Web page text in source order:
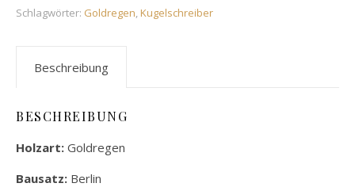
Schlagwörter: Goldregen Kugelschreiber
Beschreibung
BESCHREIBUNG
Holzart: Goldregen
Bausatz: Berlin